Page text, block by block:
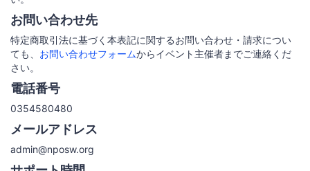
お問い合わせ先
特定商取引法に基づく本表記に関するお問い合わせ・請求につい
ても、 お問い合わせフォームからイベント主催者までご連絡くだ
さい。
電話番号
0354580480
メールアドレス
admin@nposw.org